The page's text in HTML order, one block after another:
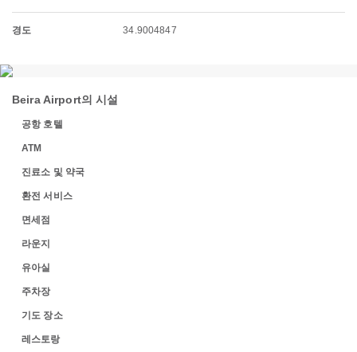
경도 34.9004847
Beira Airport의 시설
공항 호텔
ATM
진료소 및 약국
환전 서비스
면세점
라운지
유아실
주차장
기도 장소
레스토랑